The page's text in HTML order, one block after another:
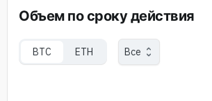
Объем по сроку действия
BTC ETH Все